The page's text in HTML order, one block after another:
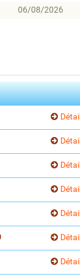
06/08/2026
Détail
Détail
Détail
Détail
Détail
Détail
Détail